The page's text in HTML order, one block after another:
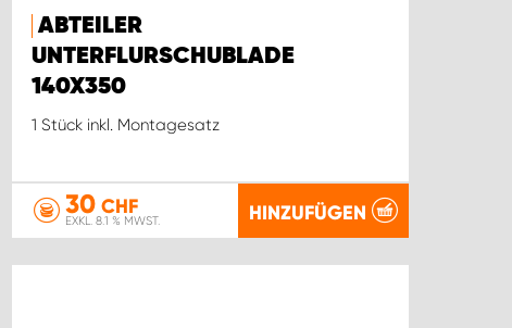
ABTEILER
UNTERFLURSCHUBLADE
140X350
1 Stück inkl. Montagesatz
30 CHF
EXKL. 8.1 % MWST. HINZUFÜGEN